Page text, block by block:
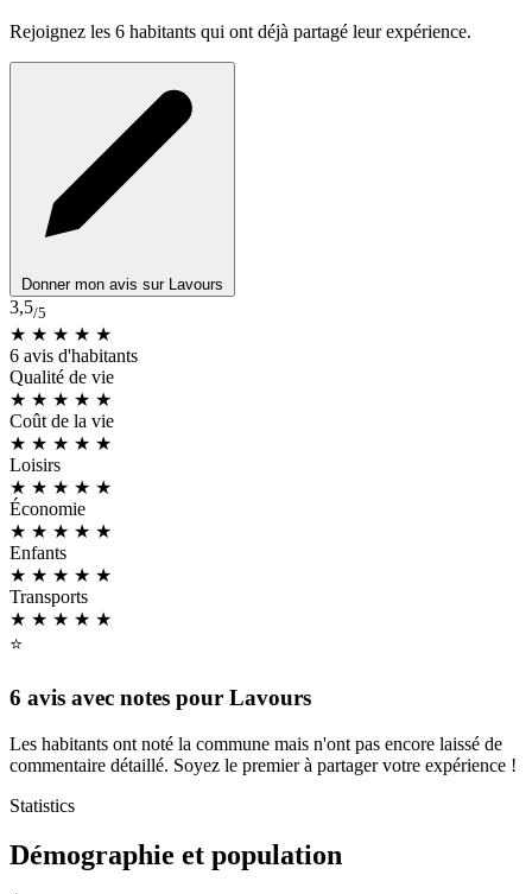
Rejoignez les 6 habitants qui ont déjà partagé leur expérience.
Donner mon avis sur Lavours
3,5/5
★ ★ ★ ★ ★
6 avis d'habitants
Qualité de vie
★ ★ ★ ★ ★
Coût de la vie
★ ★ ★ ★ ★
Loisirs
★ ★ ★ ★ ★
Économie
★ ★ ★ ★ ★
Enfants
★ ★ ★ ★ ★
Transports
★ ★ ★ ★ ★
⭐
6 avis avec notes pour Lavours
Les habitants ont noté la commune mais n'ont pas encore laissé de
commentaire détaillé. Soyez le premier à partager votre expérience !
Statistics
Démographie et population